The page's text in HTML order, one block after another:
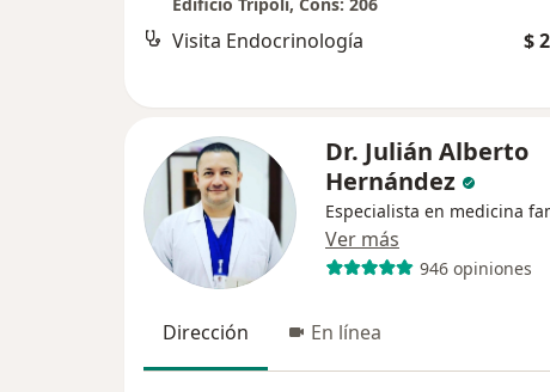
Visita Endocrinología $
Dr. Julián Alberto
Hernández
Especialista en medicina
Ver más
946 opiniones
Dirección En línea